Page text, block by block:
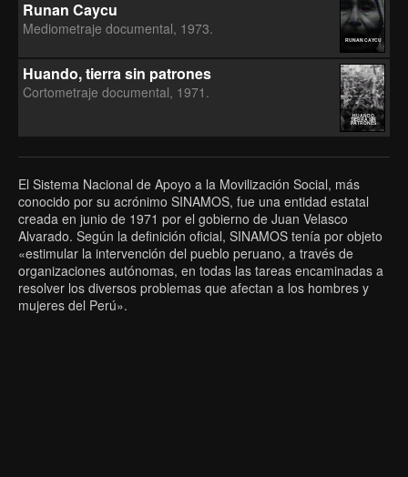
Runan Caycu
Mediometraje documental, 1973.
RUNAN CAYCU
Huando, tierra sin patrones
Cortometraje documental, 1971.
HUANDO,
TIERRA SIN
PATRONES
El Sistema Nacional de Apoyo a la Movilización Social, más
conocido por su acrónimo SINAMOS, fue una entidad estatal
creada en junio de 1971 por el gobierno de Juan Velasco
Alvarado. Según la definición oficial, SINAMOS tenía por objeto
«estimular la intervención del pueblo peruano, a través de
organizaciones autónomas, en todas las tareas encaminadas a
resolver los diversos problemas que afectan a los hombres y
mujeres del Perú».